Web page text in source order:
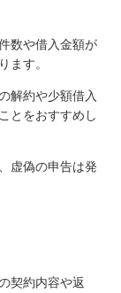
数や借入金額が
ます。
解約や少額借入
とをおすすめし
虚偽の申告は発
契約内容や返